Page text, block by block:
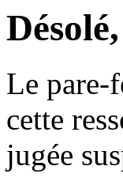
Le pare-
cette
jugée